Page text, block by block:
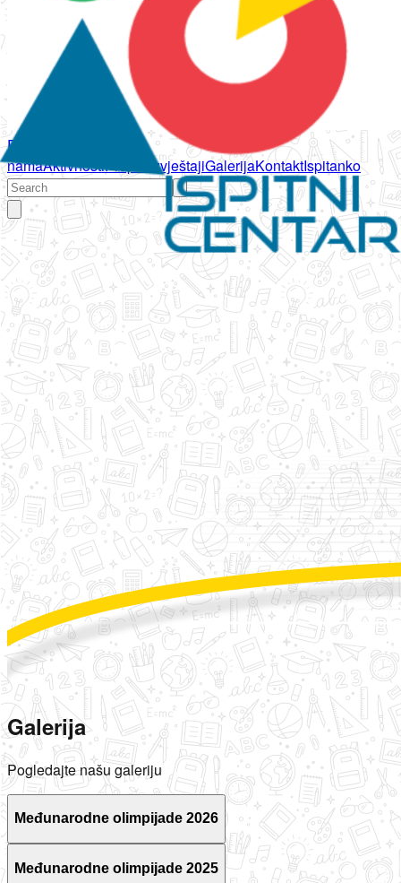
Početna
namaAktivnostiPropisi IzvještajiGalerijaKontaktIspitanko
Galerija
Pogledajte našu galeriju
Međunarodne olimpijade 2026
Međunarodne olimpijade 2025